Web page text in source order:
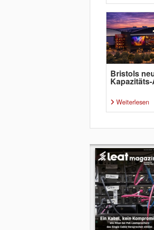
Bristols
Weiterlesen